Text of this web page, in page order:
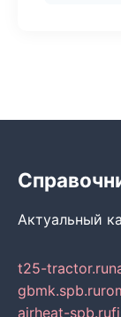
Актуальный
t25-tractor.ru
gbmk.spb.ru
airheat-spb.ru